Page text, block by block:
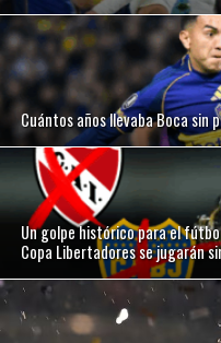
Cuántos años llevaba Boca sin
Un golpe histórico para el
Copa Libertadores se jugarán